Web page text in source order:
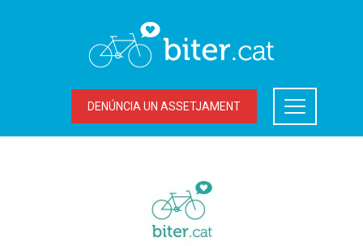
DENÚNCIA UN ASSETJAMENT